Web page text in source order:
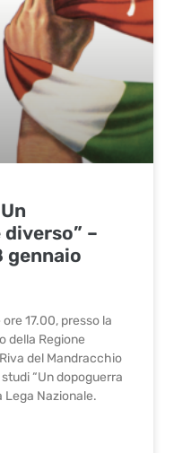
–
gennaio
17.00, presso la
della Regione
del Mandracchio
“Un dopoguerra
Lega Nazionale.